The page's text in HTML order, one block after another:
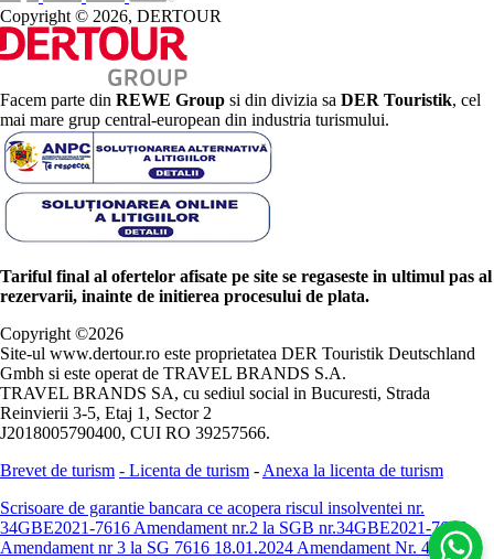
Copyright © 2026, DERTOUR
Facem parte din REWE Group si din divizia sa DER Touristik, cel
mai mare grup central-european din industria turismului.
Tariful final al ofertelor afisate pe site se regaseste in ultimul pas al
rezervarii, inainte de initierea procesului de plata.
Copyright ©2026
Site-ul www.dertour.ro este proprietatea DER Touristik Deutschland
Gmbh si este operat de TRAVEL BRANDS S.A.
TRAVEL BRANDS SA, cu sediul social in Bucuresti, Strada
Reinvierii 3-5, Etaj 1, Sector 2
J2018005790400, CUI RO 39257566.
Brevet de turism - Licenta de turism - Anexa la licenta de turism
Scrisoare de garantie bancara ce acopera riscul insolventei nr.
34GBE2021-7616 Amendament nr.2 la SGB nr.34GBE2021-7616
Amendament nr 3 la SG 7616 18.01.2024 Amendament Nr. 4 -